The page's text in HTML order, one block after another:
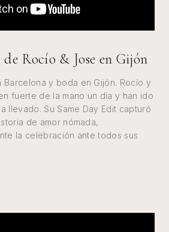
Rocío & Jose en Gijón
y boda en Gijón. Rocío y
fuerte de la mano un día y han ido
llevado. Su Same Day Edit capturó
de amor nómada,
la celebración ante todos sus